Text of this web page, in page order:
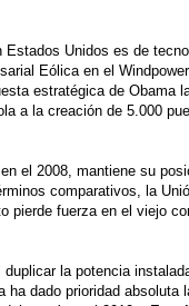
Unidos es de
Eólica en el
estratégica de Obama
a la creación de 5.000
el 2008, mantiene su
comparativos, la
pierde fuerza en el viejo
duplicar la potencia
dado prioridad absoluta